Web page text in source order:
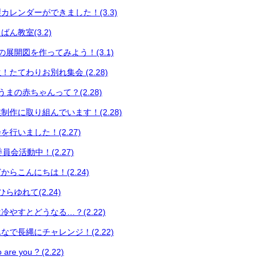
ンダーができました！(3.3)
ん教室(3.2)
開図を作ってみよう！(3.1)
たてわりお別れ集会 (2.28)
の赤ちゃんって？(2.28)
に取り組んでいます！(2.28)
行いました！(2.27)
会活動中！(2.27)
こんにちは！(2.24)
ゆれて(2.24)
やすとどうなる…？(2.22)
長縄にチャレンジ！(2.22)
you ? (2.22)